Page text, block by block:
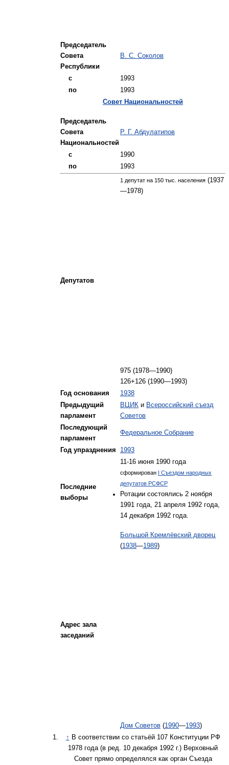
Председатель
Совета
Республики
В. С. Соколов
с
1993
по
1993
Совет Национальностей
Председатель
Совета
Национальностей
Р. Г. Абдулатипов
с
1990
по 1993
Депутатов
1 депутат на 150 тыс. населения (1937
—1978)
975 (1978—1990)
126+126 (1990—1993)
Год основания
1938
Предыдущий
парламент
ВЦИК и Всероссийский съезд
Советов
Последующий
парламент
Федеральное Собрание
Год упразднения 1993
Последние
выборы
11-16 июня 1990 года
сформирован I Съездом народных
депутатов РСФСР
Ротации состоялись 2 ноября
1991 года, 21 апреля 1992 года,
14 декабря 1992 года.
Адрес зала
заседаний
Большой Кремлёвский дворец
(1938—1989)
Дом Советов (1990—1993)
↑ В соответствии со статьёй 107 Конституции РФ
1978 года (в ред. 10 декабря 1992 г.) Верховный
Совет прямо определялся как орган Съезда